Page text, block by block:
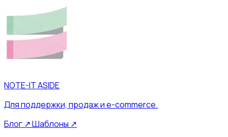
NOTE-IT ASIDE
Для поддержки, продаж и e-commerce.
Блог ↗Шаблоны ↗